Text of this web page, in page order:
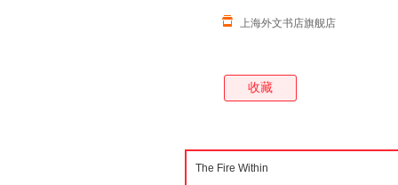
上海外文书店旗舰店
收藏